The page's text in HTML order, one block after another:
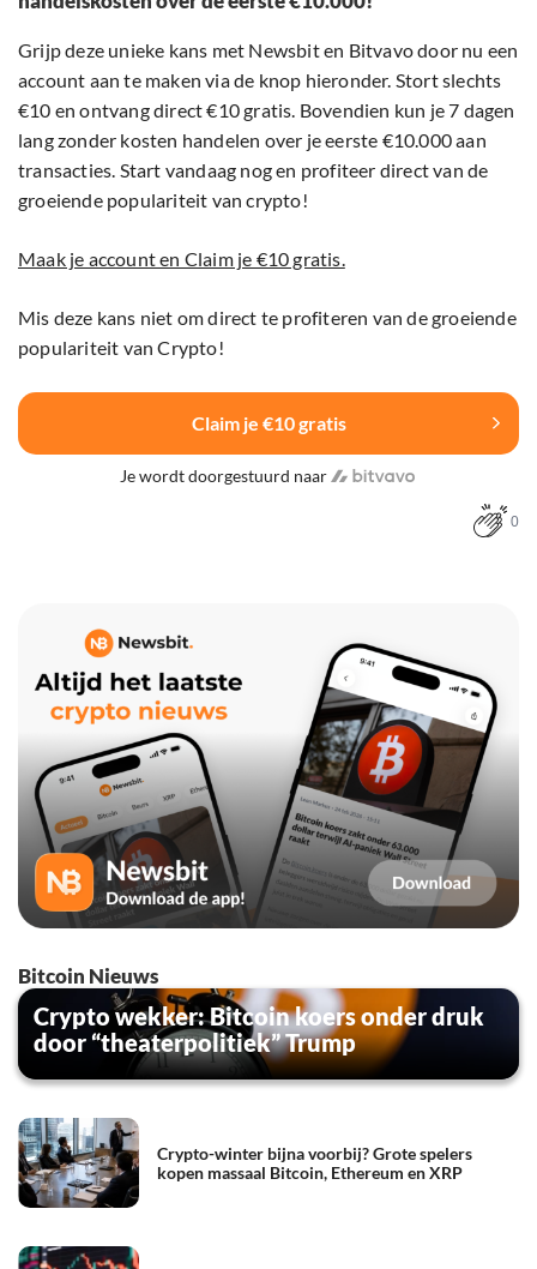
Grijp deze unieke kans met Newsbit en Bitvavo door nu een
account aan te maken via de knop hieronder. Stort slechts
€10 en ontvang direct €10 gratis. Bovendien kun je 7 dagen
lang zonder kosten handelen over je eerste €10.000 aan
transacties. Start vandaag nog en profiteer direct van de
groeiende populariteit van crypto!
Maak je account en Claim je €10 gratis.
Mis deze kans niet om direct te profiteren van de groeiende
populariteit van Crypto!
Claim je €10 gratis
Je wordt doorgestuurd naar
0
Bitcoin Nieuws
Crypto wekker: Bitcoin koers onder druk
door “theaterpolitiek” Trump
Crypto-winter bijna voorbij? Grote spelers
kopen massaal Bitcoin, Ethereum en XRP